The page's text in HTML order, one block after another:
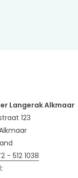
Langerak Alkmaar
123
Alkmaar
- 512 1038